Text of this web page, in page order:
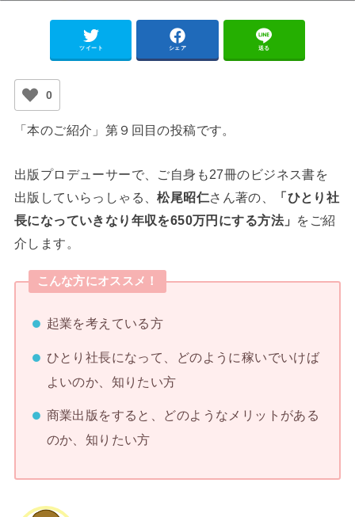
ツイート シェア 送る
0
「本のご紹介」第９回目の投稿です。
出版プロデューサーで、ご自身も27冊のビジネス書を
出版していらっしゃる、松尾昭仁さん著の、
「ひとり社
長になっていきなり年収を650万円にする方法」 をご紹
介します。
こんな方にオススメ！
起業を考えている方
ひとり社長になって、どのように稼いでいけば
よいのか、知りたい方
商業出版をすると、どのようなメリットがある
のか、知りたい方